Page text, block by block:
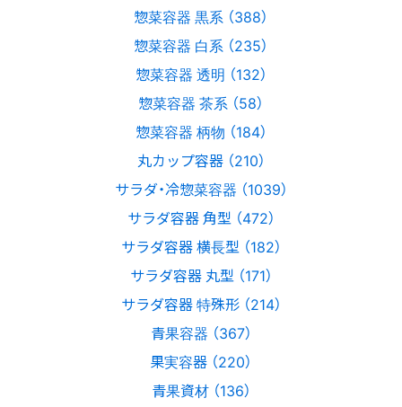
惣菜容器 黒系 （388）
惣菜容器 白系 （235）
惣菜容器 透明 （132）
惣菜容器 茶系 （58）
惣菜容器 柄物 （184）
丸カップ容器 （210）
サラダ・冷惣菜容器 （1039）
サラダ容器 角型 （472）
サラダ容器 横長型 （182）
サラダ容器 丸型 （171）
サラダ容器 特殊形 （214）
青果容器 （367）
果実容器 （220）
青果資材 （136）